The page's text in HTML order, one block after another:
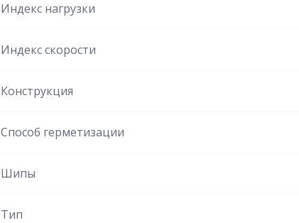
Индекс нагрузки
Индекс скорости
Конструкция
Способ герметизации
Шипы
Тип